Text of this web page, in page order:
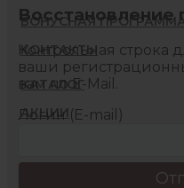
БОНУСНАЯ
КОНТАКТЫ
КАТАЛОГ
АКЦИИ
Восстановление
Контрольная строка
ваши
вам по E-Mail.
Логин (E-mail)